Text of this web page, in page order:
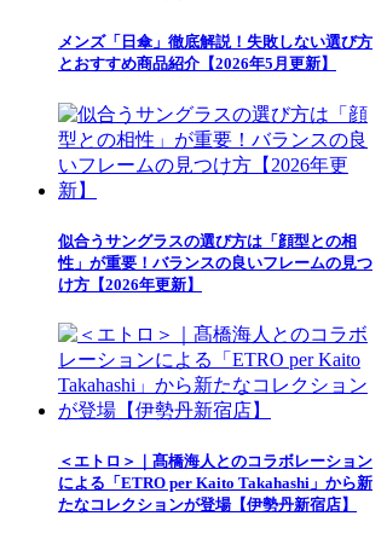
メンズ「日傘」徹底解説！失敗しない選び方
とおすすめ商品紹介【2026年5月更新】
似合うサングラスの選び方は「顔型との相
性」が重要！バランスの良いフレームの見つ
け方【2026年更新】
＜エトロ＞｜髙橋海人とのコラボレーション
による「ETRO per Kaito Takahashi」から新
たなコレクションが登場【伊勢丹新宿店】